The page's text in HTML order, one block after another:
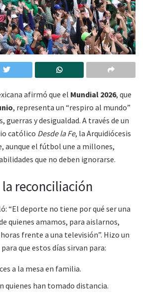
afirmó que el Mundial 2026, que
, representa un “respiro al mundo”
guerras y desigualdad. A través de un
católico Desde la Fe, la Arquidiócesis
aunque el fútbol une a millones,
que no deben ignorarse.
reconciliación
“El deporte no tiene por qué ser una
quienes amamos, para aislarnos,
frente a una televisión”. Hizo un
que estos días sirvan para:
a la mesa en familia.
quienes han tomado distancia.